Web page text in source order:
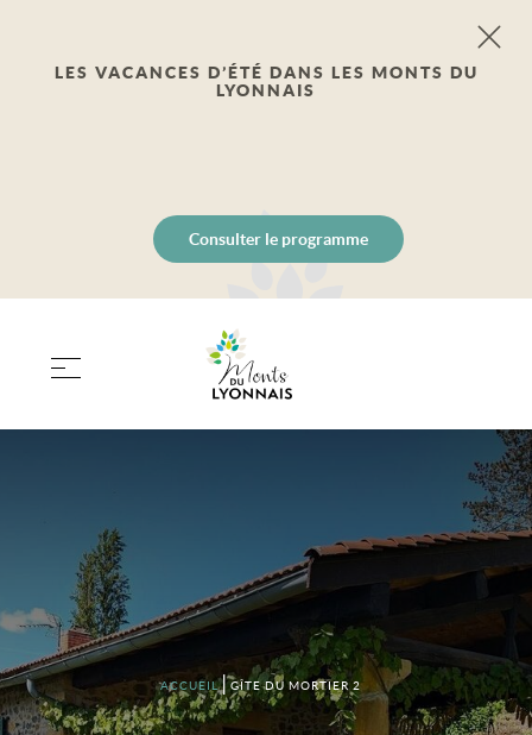
LES VACANCES D’ÉTÉ DANS LES MONTS DU
LYONNAIS
Consulter le programme
ACCUEIL GÎTE DU MORTIER 2